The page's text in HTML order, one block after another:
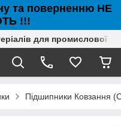
та поверненню НЕ
!!!
для промислової
Підшипники Ковзання